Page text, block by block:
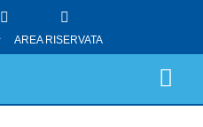
AREA RISERVATA